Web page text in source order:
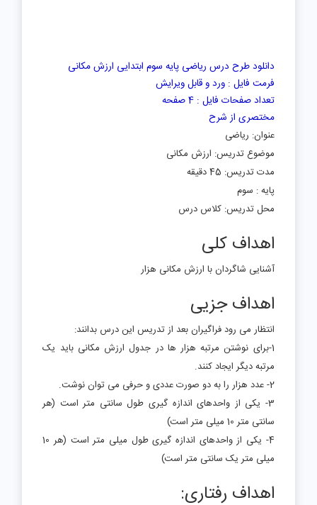
دانلود طرح درس ریاضی پایه سوم ابتدایی ارزش مکانی
فرمت فایل : ورد و قابل ویرایش
تعداد صفحات فایل : 4 صفحه
مختصری از شرح
عنوان: ریاضی
موضوع تدریس: ارزش مکانی
مدت تدریس: 45 دقیقه
پایه : سوم
محل تدریس: کلاس درس
اهداف کلی
آشنایی شاگردان با ارزش مکانی هزار
اهداف جزیی
انتظار می رود فراگیران بعد از تدریس این درس بدانند:
1-برای نوشتن مرتبه هزار ها در جدول ارزش مکانی باید یک
مرتبه دیگر ایجاد کنند.
2- عدد هزار را به دو صورت عددی و حرفی می توان نوشت.
3- یکی از واحدهای اندازه گیری طول سانتی متر است (هر
سانتی متر 10 میلی متر است)
4- یکی از واحدهای اندازه گیری طول میلی متر است (هر 10
میلی متر یک سانتی متر است)
اهداف رفتاری: